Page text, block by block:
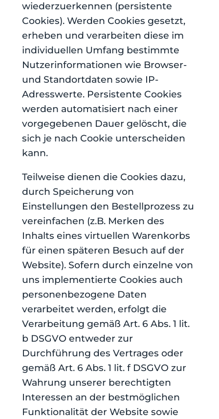
wiederzuerkennen (persistente
Cookies). Werden Cookies gesetzt,
erheben und verarbeiten diese im
individuellen Umfang bestimmte
Nutzerinformationen wie Browser-
und Standortdaten sowie IP-
Adresswerte. Persistente Cookies
werden automatisiert nach einer
vorgegebenen Dauer gelöscht, die
sich je nach Cookie unterscheiden
kann.
Teilweise dienen die Cookies dazu,
durch Speicherung von
Einstellungen den Bestellprozess zu
vereinfachen (z.B. Merken des
Inhalts eines virtuellen Warenkorbs
für einen späteren Besuch auf der
Website). Sofern durch einzelne von
uns implementierte Cookies auch
personenbezogene Daten
verarbeitet werden, erfolgt die
Verarbeitung gemäß Art. 6 Abs. 1 lit.
b DSGVO entweder zur
Durchführung des Vertrages oder
gemäß Art. 6 Abs. 1 lit. f DSGVO zur
Wahrung unserer berechtigten
Interessen an der bestmöglichen
Funktionalität der Website sowie